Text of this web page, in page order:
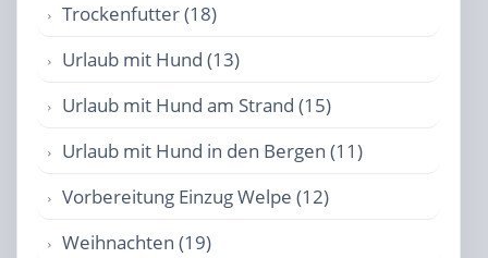
Trockenfutter (18)
Urlaub mit Hund (13)
Urlaub mit Hund am Strand (15)
Urlaub mit Hund in den Bergen (11)
Vorbereitung Einzug Welpe (12)
Weihnachten (19)